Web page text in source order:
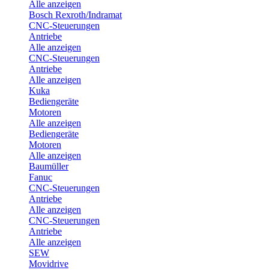
Alle anzeigen
Bosch Rexroth/Indramat
CNC-Steuerungen
Antriebe
Alle anzeigen
CNC-Steuerungen
Antriebe
Alle anzeigen
Kuka
Bediengeräte
Motoren
Alle anzeigen
Bediengeräte
Motoren
Alle anzeigen
Baumüller
Fanuc
CNC-Steuerungen
Antriebe
Alle anzeigen
CNC-Steuerungen
Antriebe
Alle anzeigen
SEW
Movidrive